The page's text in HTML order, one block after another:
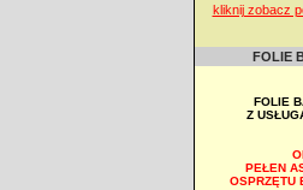
kliknij zobacz
FOLIE
FOLIE
Z
PEŁEN
OSPRZĘTU